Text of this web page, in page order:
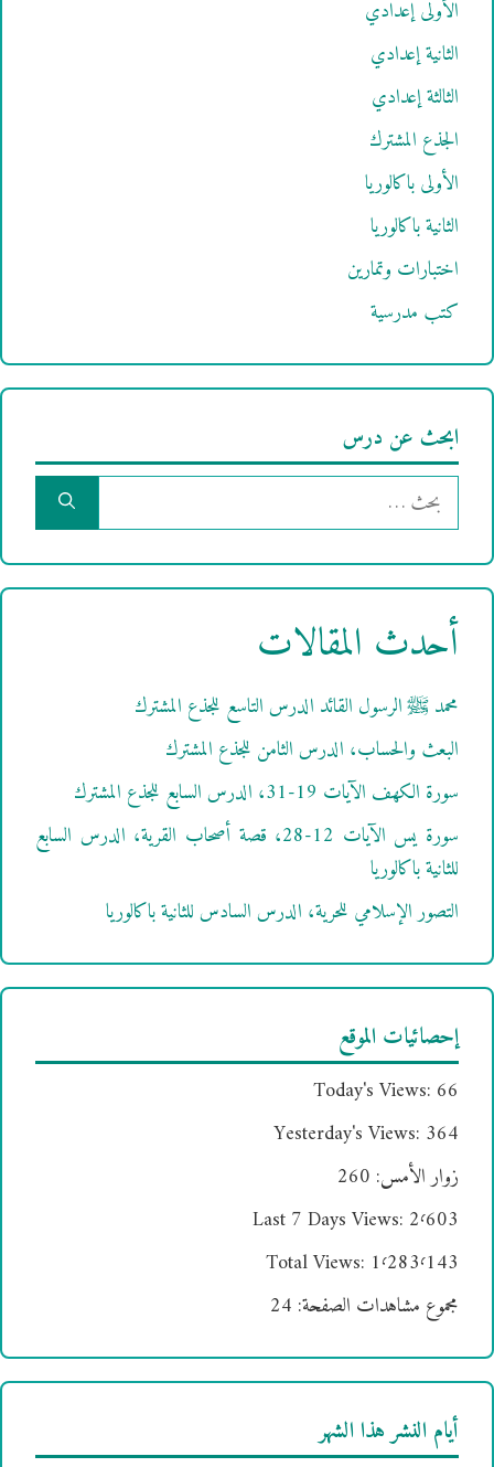
الأولى إعدادي
الثانية إعدادي
الثالثة إعدادي
الجذع المشترك
الأولى باكالوريا
الثانية باكالوريا
اختبارات وتمارين
كتب مدرسية
ابحث عن درس
البحث
عن:
أحدث المقالات
محمد ﷺ الرسول القائد الدرس التاسع للجذع المشترك
البعث والحساب، الدرس الثامن للجذع المشترك
سورة الكهف الآيات 19-31، الدرس السابع للجذع المشترك
سورة يس الآيات 12-28، قصة أصحاب القرية، الدرس السابع
للثانية باكالوريا
التصور الإسلامي للحرية، الدرس السادس للثانية باكالوريا
إحصائيات الموقع
Today's Views: 66
Yesterday's Views: 364
زوار الأمس: 260
Last 7 Days Views: 2٬603
Total Views: 1٬283٬143
مجموع مشاهدات الصفحة: 24
أيام النشر هذا الشهر